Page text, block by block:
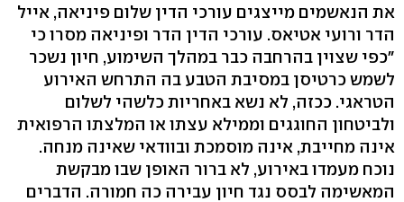
את הנאשמים מייצגים עורכי הדין שלום פיניאה, אייל
הדר ורועי אטיאס. עורכי הדין הדר ופיניאה מסרו כי
"כפי שצוין בהרחבה כבר במהלך השימוע, חיון נשכר
לשמש כרטיסן במסיבת הטבע בה התרחש האירוע
הטראגי. ככזה, לא נשא באחריות כלשהי לשלום
ולביטחון החוגגים וממילא עצתו או המלצתו הרפואית
אינה מחייבת, אינה מוסמכת ובוודאי שאינה מנחה.
נוכח מעמדו באירוע, לא ברור האופן שבו מבקשת
המאשימה לבסס נגד חיון עבירה כה חמורה. הדברים